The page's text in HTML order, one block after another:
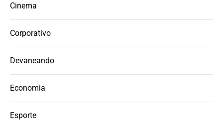
Cinema
Corporativo
Devaneando
Economia
Esporte